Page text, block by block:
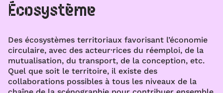
Écosystème
Des écosystèmes territoriaux favorisant l’économie
circulaire, avec des acteur·rices du réemploi, de la
mutualisation, du transport, de la conception, etc.
Quel que soit le territoire, il existe des
collaborations possibles à tous les niveaux de la